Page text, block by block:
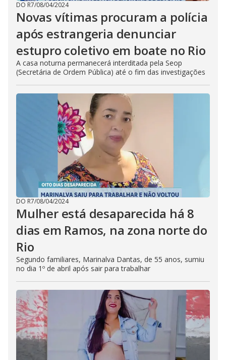
DO R7/08/04/2024
Novas vítimas procuram a polícia
após estrangeria denunciar
estupro coletivo em boate no Rio
A casa noturna permanecerá interditada pela Seop
(Secretária de Ordem Pública) até o fim das investigações
DO R7/08/04/2024
Mulher está desaparecida há 8
dias em Ramos, na zona norte do
Rio
Segundo familiares, Marinalva Dantas, de 55 anos, sumiu
no dia 1º de abril após sair para trabalhar